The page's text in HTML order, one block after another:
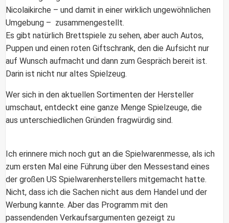
Nicolaikirche – und damit in einer wirklich ungewöhnlichen
Umgebung – zusammengestellt.
Es gibt natürlich Brettspiele zu sehen, aber auch Autos,
Puppen und einen roten Giftschrank, den die Aufsicht nur
auf Wunsch aufmacht und dann zum Gespräch bereit ist.
Darin ist nicht nur altes Spielzeug.
Wer sich in den aktuellen Sortimenten der Hersteller
umschaut, entdeckt eine ganze Menge Spielzeuge, die
aus unterschiedlichen Gründen fragwürdig sind.
Ich erinnere mich noch gut an die Spielwarenmesse, als ich
zum ersten Mal eine Führung über den Messestand eines
der großen US Spielwarenherstellers mitgemacht hatte.
Nicht, dass ich die Sachen nicht aus dem Handel und der
Werbung kannte. Aber das Programm mit den
passendenden Verkaufsargumenten gezeigt zu